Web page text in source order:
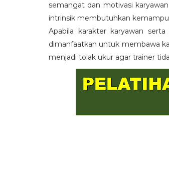
semangat dan motivasi
intrinsik membutuhkan
Apabila karakter karyawan
dimanfaatkan untuk membawa
menjadi tolak ukur agar trainer